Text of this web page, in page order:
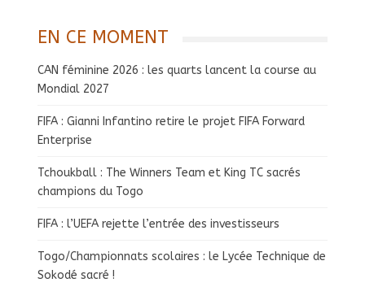
EN CE MOMENT
CAN féminine 2026 : les quarts lancent la course au
Mondial 2027
FIFA : Gianni Infantino retire le projet FIFA Forward
Enterprise
Tchoukball : The Winners Team et King TC sacrés
champions du Togo
FIFA : l’UEFA rejette l’entrée des investisseurs
Togo/Championnats scolaires : le Lycée Technique de
Sokodé sacré !